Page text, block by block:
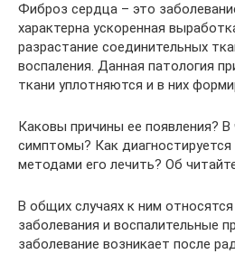
Фиброз сердца – это
характерна ускоренная
разрастание соединительных
воспаления. Данная патология
ткани уплотняются и в них
Каковы причины ее появления?
симптомы? Как
методами его лечить? Об
В общих случаях к ним относятся
заболевания и воспалительные
заболевание возникает после